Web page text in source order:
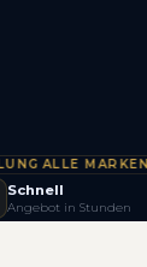
MARKEN·
Schnell
Angebot in Stunden